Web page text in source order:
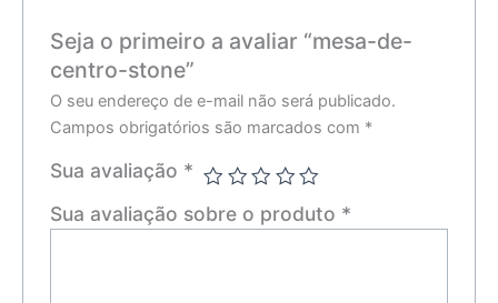
Seja o primeiro a avaliar “mesa-de-
centro-stone”
O seu endereço de e-mail não será publicado.
Campos obrigatórios são marcados com *
Sua avaliação *
Sua avaliação sobre o produto *